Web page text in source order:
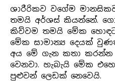
ශාරීරිකව වගේම
තමයි අර්ශස් කියන්නේ.
කිව්වම තමයි මේක
මේක සාමාන්‍ය දෙයක්
අය මේ ගැන කතා
වෙනවා. හැබැයි මේක
පුළුවන් ලෙඩක් නෙවෙයි.